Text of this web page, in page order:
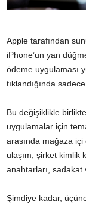
Apple tarafından
iPhone’un yan
ödeme uygulaması
tıklandığında
Bu değişiklikle
uygulamalar için
arasında mağaza
ulaşım, şirket kimlik
anahtarları, sadakat
Şimdiye kadar,